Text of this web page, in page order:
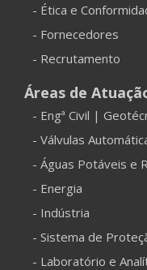
- Ética e
- Fornecedores
- Recrutamento
Áreas de
- Engª Civil |
- Válvulas
- Águas Potáveis e
- Energia
- Indústria
- Sistema de
- Laboratório e